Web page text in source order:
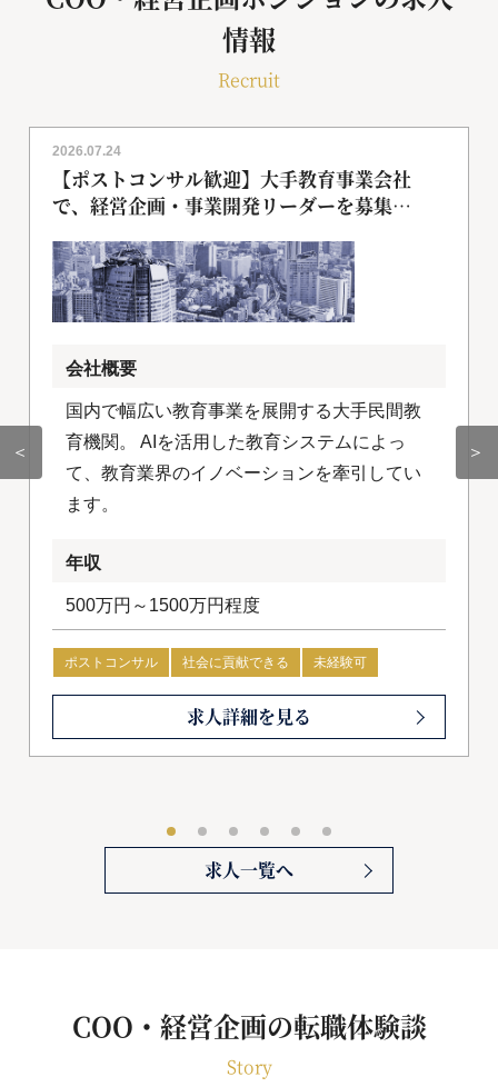
情報
Recruit
＜
2026.07.24
【ポストコンサル歓迎】大手教育事業会社
で、経営企画・事業開発リーダーを募集
会社概要
国内で幅広い教育事業を展開する大手民間教
育機関。 AIを活用した教育システムによっ
て、教育業界のイノベーションを牽引してい
ます。
年収
500万円～1500万円程度
ポストコンサル 社会に貢献できる 未経験可
求人詳細を見る
＞
求人一覧へ
COO・経営企画の転職体験談
Story